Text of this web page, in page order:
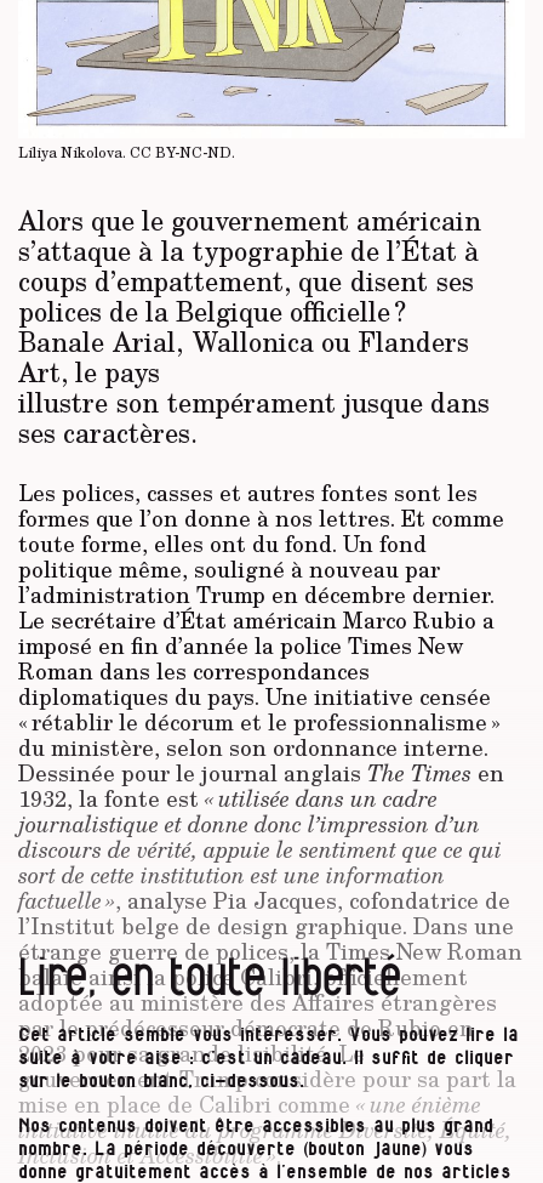
Liliya Nikolova. CC BY-NC-ND.
Alors que le gouvernement américain
s’attaque à la typographie de l’État à
coups d’empattement, que disent ses
polices de la Belgique officielle ?
Banale Arial, Wallonica ou Flanders
Art, le pays
illustre son tempérament jusque dans
ses caractères.
Les polices, casses et autres fontes sont les
formes que l’on donne à nos lettres. Et comme
toute forme, elles ont du fond. Un fond
politique même, souligné à nouveau par
l’administration Trump en décembre dernier.
Le secrétaire d’État américain Marco Rubio a
imposé en fin d’année la police Times New
Roman dans les correspondances
diplomatiques du pays. Une initiative censée
« rétablir le décorum et le professionnalisme »
du ministère, selon son ordonnance interne.
Dessinée pour le journal anglais The Times en
1932, la fonte est « utilisée dans un cadre
journalistique et donne donc l’impression d’un
discours de vérité, appuie le sentiment que ce qui
sort de cette institution est une information
factuelle », analyse Pia Jacques, cofondatrice de
l’Institut belge de design graphique. Dans une
étrange guerre de polices, la Times New Roman
balaie ainsi la police Calibri, officiellement
adoptée au ministère des Affaires étrangères
par le prédécesseur démocrate de Rubio en
2023 pour sa grande lisibilité. Le
gouvernement Trump considère pour sa part la
mise en place de Calibri comme « une énième
initiative inutile du programme Diversité, Équité,
Inclusion et Accessibilité ».
Lire, en toute liberté
Cet article semble vous intéresser. Vous pouvez lire la
suite à votre aise : c’est un cadeau. Il suffit de cliquer
sur le bouton blanc, ci-dessous.
Nos contenus doivent être accessibles au plus grand
nombre. La période découverte (bouton jaune) vous
donne gratuitement accès à l’ensemble de nos articles